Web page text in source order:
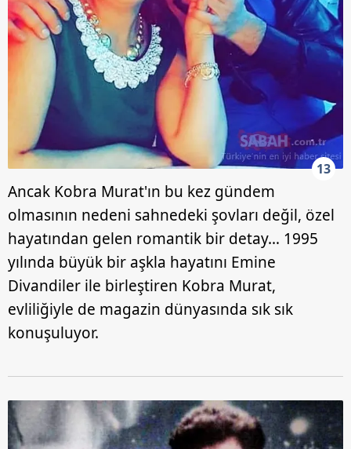
13
Ancak Kobra Murat'ın bu kez gündem
olmasının nedeni sahnedeki şovları değil, özel
hayatından gelen romantik bir detay… 1995
yılında büyük bir aşkla hayatını Emine
Divandiler ile birleştiren Kobra Murat,
evliliğiyle de magazin dünyasında sık sık
konuşuluyor.